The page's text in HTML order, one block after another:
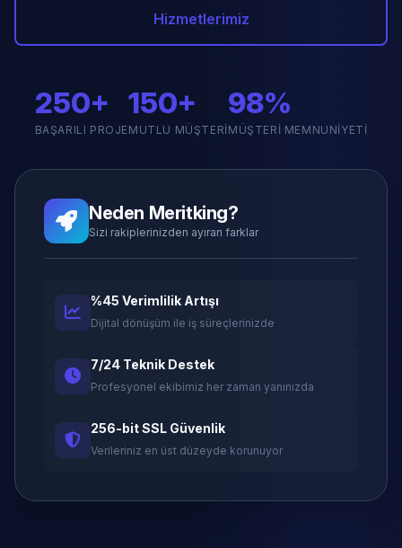
Hizmetlerimiz
250+
BAŞARILI PROJE
150+
MUTLU MÜŞTERI
98%
MÜŞTERI MEMNUNIYETI
Neden Meritking?
Sizi rakiplerinizden ayıran farklar
%45 Verimlilik Artışı
Dijital dönüşüm ile iş süreçlerinizde
7/24 Teknik Destek
Profesyonel ekibimiz her zaman yanınızda
256-bit SSL Güvenlik
Verileriniz en üst düzeyde korunuyor